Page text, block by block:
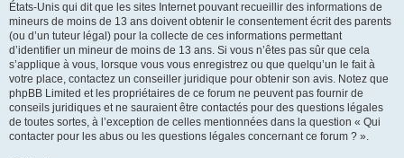
États-Unis qui dit que les sites Internet pouvant recueillir des informations de
mineurs de moins de 13 ans doivent obtenir le consentement écrit des parents
(ou d’un tuteur légal) pour la collecte de ces informations permettant
d’identifier un mineur de moins de 13 ans. Si vous n’êtes pas sûr que cela
s’applique à vous, lorsque vous vous enregistrez ou que quelqu’un le fait à
votre place, contactez un conseiller juridique pour obtenir son avis. Notez que
phpBB Limited et les propriétaires de ce forum ne peuvent pas fournir de
conseils juridiques et ne sauraient être contactés pour des questions légales
de toutes sortes, à l’exception de celles mentionnées dans la question « Qui
contacter pour les abus ou les questions légales concernant ce forum ? ».